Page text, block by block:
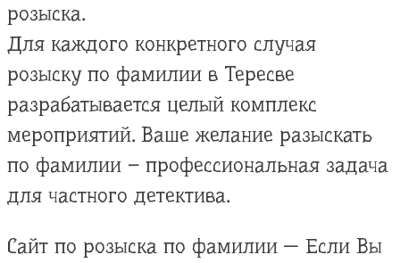
розыска.
Для каждого конкретного случая
розыску по фамилии в Тересве
разрабатывается целый комплекс
мероприятий. Ваше желание разыскать
по фамилии – профессиональная задача
для частного детектива.
Сайт по розыска по фамилии — Если Вы